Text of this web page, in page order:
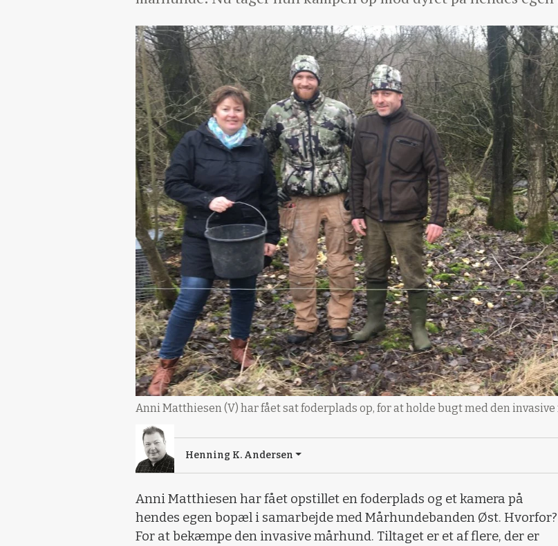
Anni Matthiesen (V) har fået sat foderplads op, for at holde bugt med den
Henning K. Andersen
Anni Matthiesen har fået opstillet en foderplads og et kamera på
hendes egen bopæl i samarbejde med Mårhundebanden Øst. Hvorfor?
For at bekæmpe den invasive mårhund. Tiltaget er et af flere, der er